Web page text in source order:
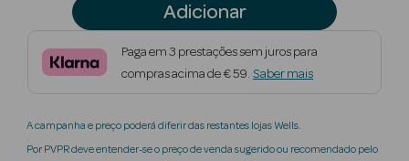
Beauty Season
Beauty Season
Beauty Season
Adicionar
Paga em 3 prestações sem juros para
compras acima de € 59. Saber mais
A campanha e preço poderá diferir das restantes lojas Wells.
Por PVPR deve entender-se o preço de venda sugerido ou recomendado pelo